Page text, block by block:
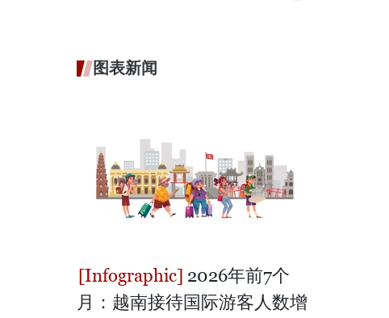
图表新闻
2026年前7个
月：越南接待国际游客人数增